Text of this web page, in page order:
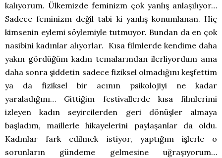
kalıyorum. Ülkemizde feminizm çok yanlış anlaşılıyor…
Sadece feminizm değil tabi ki yanlış konumlanan. Hiç
kimsenin eylemi söylemiyle tutmuyor. Bundan da en çok
nasibini kadınlar alıyorlar. Kısa filmlerde kendime daha
yakın gördüğüm kadın temalarından ilerliyordum ama
daha sonra şiddetin sadece fiziksel olmadığını keşfettim
ya da fiziksel bir acının psikolojiyi ne kadar
yaraladığını… Gittiğim festivallerde kısa filmlerimi
izleyen kadın seyircilerden geri dönüşler almaya
başladım, maillerle hikayelerini paylaşanlar da oldu.
Kadınlar fark edilmek istiyor, yaptığım işlerle o
sorunların gündeme gelmesine uğraşıyorum…